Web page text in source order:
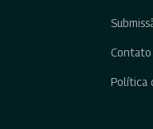
Contato
Política